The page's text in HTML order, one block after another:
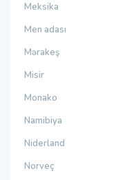
Meksika
Men adası
Mərakeş
Misir
Monako
Namibiya
Niderland
Norveç